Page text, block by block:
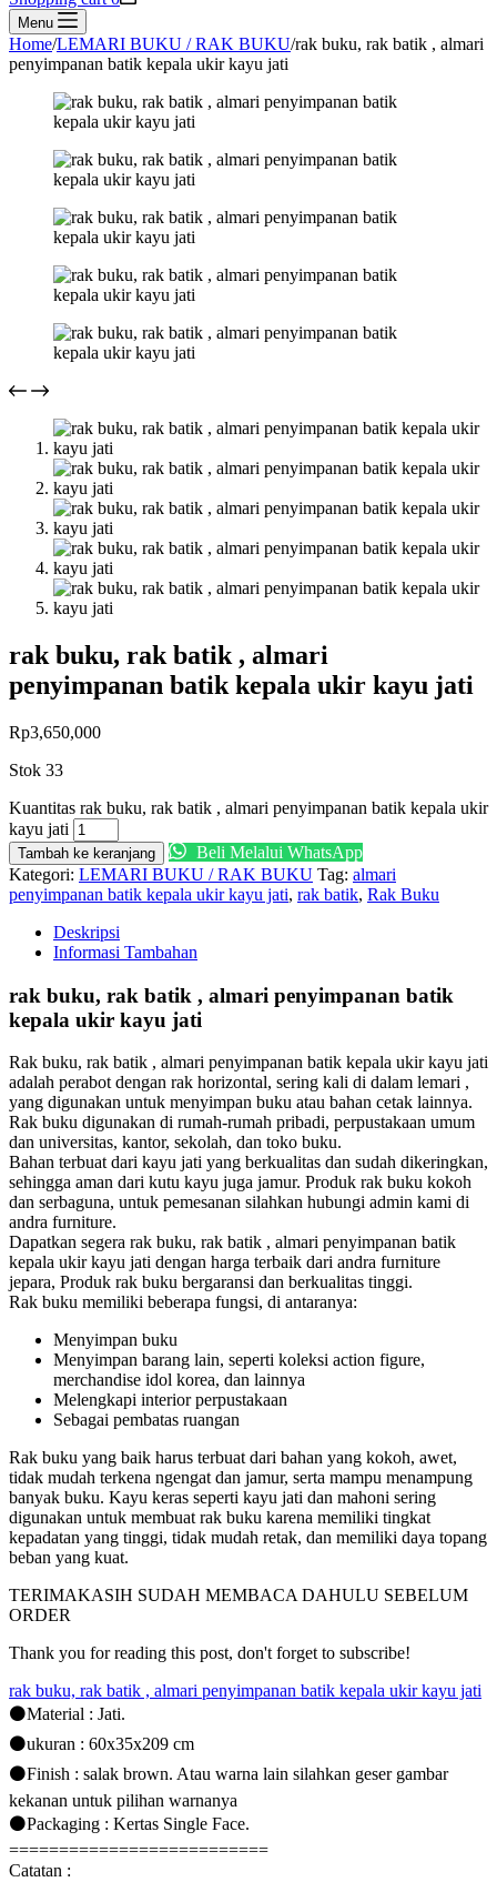
Menu
Home/LEMARI BUKU / RAK BUKU/rak buku, rak batik , almari
penyimpanan batik kepala ukir kayu jati
rak buku, rak batik , almari
penyimpanan batik kepala ukir kayu jati
Rp3,650,000
Stok 33
Kuantitas rak buku, rak batik , almari penyimpanan batik kepala ukir
kayu jati
Tambah ke keranjang
Beli Melalui WhatsApp
Kategori: LEMARI BUKU / RAK BUKU Tag: almari
penyimpanan batik kepala ukir kayu jati, rak batik, Rak Buku
Deskripsi
Informasi Tambahan
rak buku, rak batik , almari penyimpanan batik
kepala ukir kayu jati
Rak buku, rak batik , almari penyimpanan batik kepala ukir kayu jati
adalah perabot dengan rak horizontal, sering kali di dalam lemari ,
yang digunakan untuk menyimpan buku atau bahan cetak lainnya.
Rak buku digunakan di rumah-rumah pribadi, perpustakaan umum
dan universitas, kantor, sekolah, dan toko buku.
Bahan terbuat dari kayu jati yang berkualitas dan sudah dikeringkan,
sehingga aman dari kutu kayu juga jamur. Produk rak buku kokoh
dan serbaguna, untuk pemesanan silahkan hubungi admin kami di
andra furniture.
Dapatkan segera rak buku, rak batik , almari penyimpanan batik
kepala ukir kayu jati dengan harga terbaik dari andra furniture
jepara, Produk rak buku bergaransi dan berkualitas tinggi.
Rak buku memiliki beberapa fungsi, di antaranya:
Menyimpan buku
Menyimpan barang lain, seperti koleksi action figure,
merchandise idol korea, dan lainnya
Melengkapi interior perpustakaan
Sebagai pembatas ruangan
Rak buku yang baik harus terbuat dari bahan yang kokoh, awet,
tidak mudah terkena ngengat dan jamur, serta mampu menampung
banyak buku. Kayu keras seperti kayu jati dan mahoni sering
digunakan untuk membuat rak buku karena memiliki tingkat
kepadatan yang tinggi, tidak mudah retak, dan memiliki daya topang
beban yang kuat.
TERIMAKASIH SUDAH MEMBACA DAHULU SEBELUM
ORDER
Thank you for reading this post, don't forget to subscribe!
rak buku, rak batik , almari penyimpanan batik kepala ukir kayu jati
⚫Material : Jati.
⚫ukuran : 60x35x209 cm
⚫Finish : salak brown. Atau warna lain silahkan geser gambar
kekanan untuk pilihan warnanya
⚫Packaging : Kertas Single Face.
==========================
Catatan :